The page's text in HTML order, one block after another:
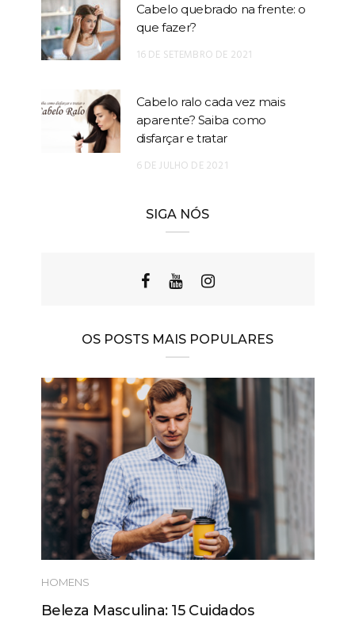
Cabelo quebrado na frente: o
que fazer?
16 DE SETEMBRO DE 2021
Cabelo ralo cada vez mais
aparente? Saiba como
disfarçar e tratar
6 DE JULHO DE 2021
SIGA NÓS
OS POSTS MAIS POPULARES
HOMENS
Beleza Masculina: 15 Cuidados